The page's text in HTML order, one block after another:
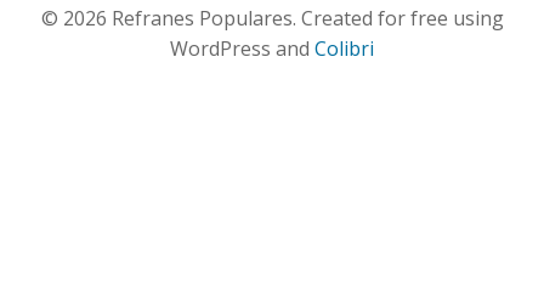
© 2026 Refranes Populares. Created for free using
WordPress and Colibri